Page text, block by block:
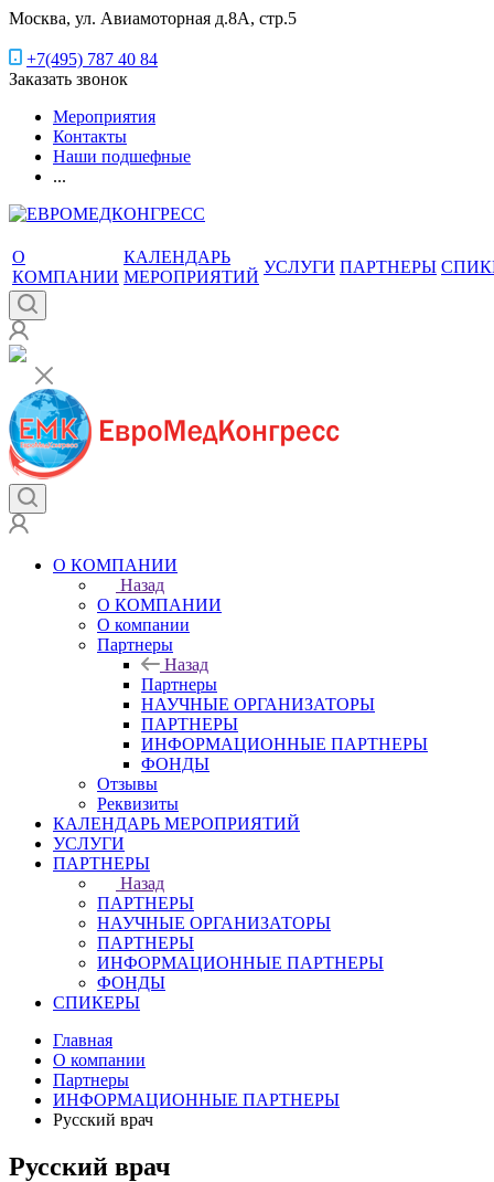
Москва, ул. Авиамоторная д.8А, стр.5
+7(495) 787 40 84
Заказать звонок
Мероприятия
Контакты
Наши подшефные
...
О
КОМПАНИИ
КАЛЕНДАРЬ
МЕРОПРИЯТИЙ
УСЛУГИ ПАРТНЕРЫ
О КОМПАНИИ
Назад
О КОМПАНИИ
О компании
Партнеры
Назад
Партнеры
НАУЧНЫЕ ОРГАНИЗАТОРЫ
ПАРТНЕРЫ
ИНФОРМАЦИОННЫЕ ПАРТНЕРЫ
ФОНДЫ
Отзывы
Реквизиты
КАЛЕНДАРЬ МЕРОПРИЯТИЙ
УСЛУГИ
ПАРТНЕРЫ
Назад
ПАРТНЕРЫ
НАУЧНЫЕ ОРГАНИЗАТОРЫ
ПАРТНЕРЫ
ИНФОРМАЦИОННЫЕ ПАРТНЕРЫ
ФОНДЫ
СПИКЕРЫ
Главная
О компании
Партнеры
ИНФОРМАЦИОННЫЕ ПАРТНЕРЫ
Русский врач
Русский врач